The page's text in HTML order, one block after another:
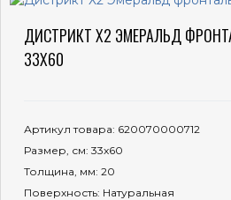
ДИСТРИКТ Х2 ЭМЕРАЛЬД
33X60
Артикул товара: 620070000712
Размер, см: 33x60
Толщина, мм: 20
Поверхность: Натуральная